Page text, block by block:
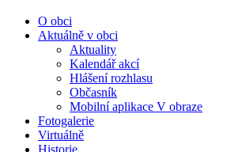
O obci
Aktuálně v obci
Aktuality
Kalendář akcí
Hlášení rozhlasu
Občasník
Mobilní aplikace V obraze
Fotogalerie
Virtuálně